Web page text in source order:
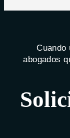
Cuando
abogados